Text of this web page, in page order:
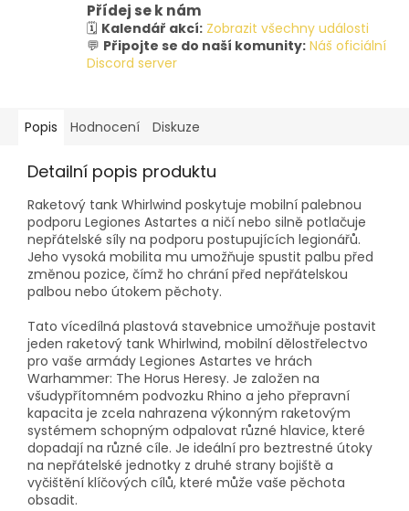
Přídej se k nám
🗓️ Kalendář akcí: Zobrazit všechny události
💬 Připojte se do naší komunity: Náš oficiální
Discord server
Popis Hodnocení Diskuze
Detailní popis produktu
Raketový tank Whirlwind poskytuje mobilní palebnou
podporu Legiones Astartes a ničí nebo silně potlačuje
nepřátelské síly na podporu postupujících legionářů.
Jeho vysoká mobilita mu umožňuje spustit palbu před
změnou pozice, čímž ho chrání před nepřátelskou
palbou nebo útokem pěchoty.
Tato vícedílná plastová stavebnice umožňuje postavit
jeden raketový tank Whirlwind, mobilní dělostřelectvo
pro vaše armády Legiones Astartes ve hrách
Warhammer: The Horus Heresy. Je založen na
všudypřítomném podvozku Rhino a jeho přepravní
kapacita je zcela nahrazena výkonným raketovým
systémem schopným odpalovat různé hlavice, které
dopadají na různé cíle. Je ideální pro beztrestné útoky
na nepřátelské jednotky z druhé strany bojiště a
vyčištění klíčových cílů, které může vaše pěchota
obsadit.